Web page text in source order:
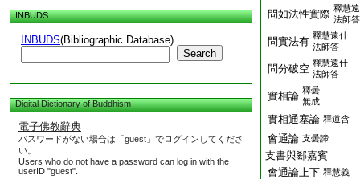
INBUDS
INBUDS(Bibliographic Database)
Search
Digital Dictionary of Buddhism
電子佛教辭典
パスワードがない場合は「guest」でログインしてくださ
い。
Users who do not have a password can log in with the
userID "guest".
問如法性實際 釋慧
法師答
問實法有 釋慧遠什
法師答
問分破空 釋慧遠什
法師答
實相論 釋曇
無成
實相通塞論 釋道含
會通論 支曇諦
支書與郄嘉賓
會通論上下 釋慧義